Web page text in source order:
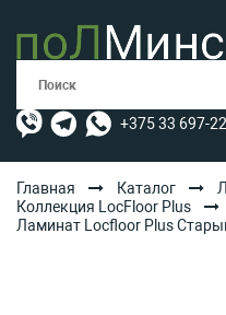
+375 33 697-
КАТАЛОГ
Главная Каталог
Коллекция LocFloor Plus
Ламинат Locfloor Plus